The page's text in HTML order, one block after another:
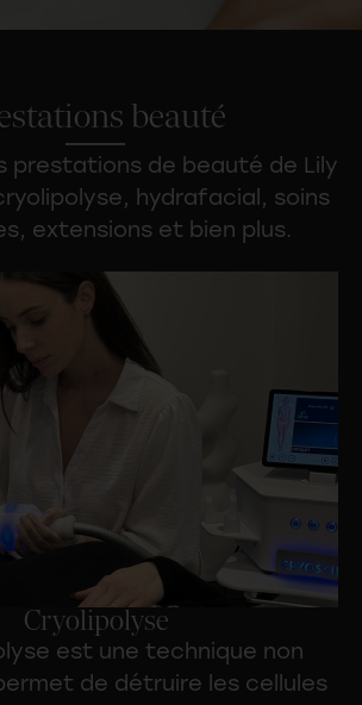
beauté
prestations de beauté de Lily
hydrafacial, soins
extensions et bien plus.
Cryolipolyse
est une technique non
de détruire les cellules